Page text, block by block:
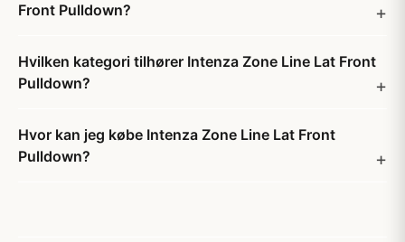
Front Pulldown?
Hvilken kategori tilhører Intenza Zone Line Lat Front
Pulldown?
Hvor kan jeg købe Intenza Zone Line Lat Front
Pulldown?